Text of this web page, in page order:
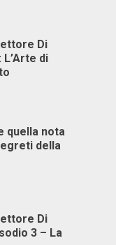
Di
L’Arte di
quella nota
della
Di
3 – La